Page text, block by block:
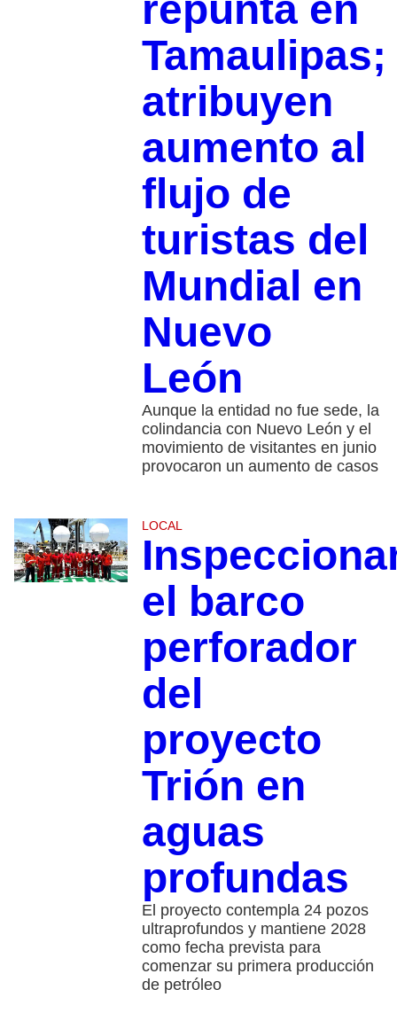
repunta en
Tamaulipas;
atribuyen
aumento al
flujo de
turistas del
Mundial en
Nuevo
León
Aunque la entidad no fue sede, la
colindancia con Nuevo León y el
movimiento de visitantes en junio
provocaron un aumento de casos
LOCAL
el barco
perforador
del
proyecto
Trión en
aguas
profundas
El proyecto contempla 24 pozos
ultraprofundos y mantiene 2028
como fecha prevista para
comenzar su primera producción
de petróleo